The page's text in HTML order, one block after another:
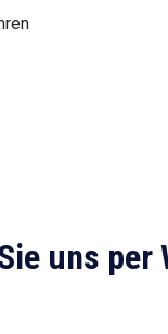
uns per